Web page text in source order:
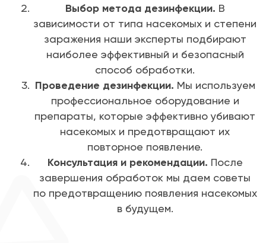
Выбор метода дезинфекции. В
зависимости от типа насекомых и степени
заражения наши эксперты подбирают
наиболее эффективный и безопасный
способ обработки.
Проведение дезинфекции. Мы используем
профессиональное оборудование и
препараты, которые эффективно убивают
насекомых и предотвращают их
повторное появление.
Консультация и рекомендации. После
завершения обработок мы даем советы
по предотвращению появления насекомых
в будущем.